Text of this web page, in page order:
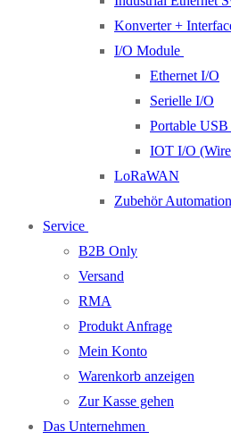
Konverter +
I/O Module
Ethernet I/O
Serielle I/O
Portable
IOT I/O
LoRaWAN
Zubehör Automation
Service
B2B Only
Versand
RMA
Produkt Anfrage
Mein Konto
Warenkorb anzeigen
Zur Kasse gehen
Das Unternehmen